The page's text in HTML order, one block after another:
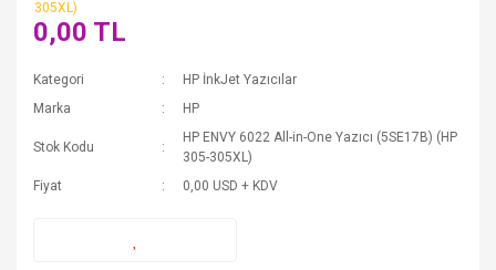
0,00 TL
Kategori
HP İnkJet Yazıcılar
Marka
HP
Stok Kodu
HP ENVY 6022 All-in-One Yazıcı (5SE17B) (HP
305-305XL)
Fiyat
0,00 USD + KDV